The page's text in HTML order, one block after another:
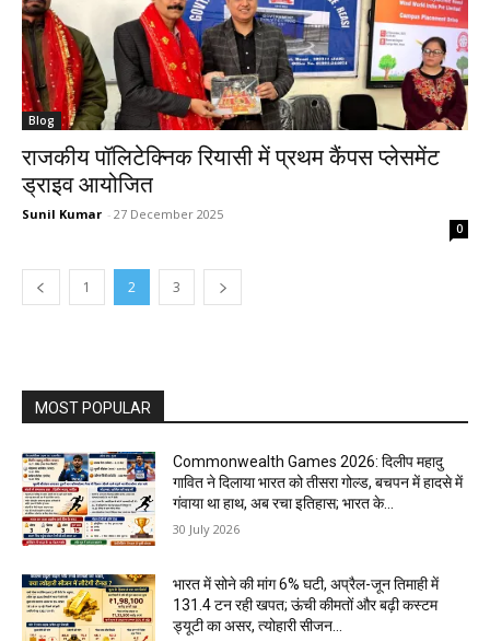
Blog
राजकीय पॉलिटेक्निक रियासी में प्रथम कैंपस प्लेसमेंट
ड्राइव आयोजित
Sunil Kumar - 27 December 2025
0
1 2 3
MOST POPULAR
Commonwealth Games 2026: दिलीप महादु
गावित ने दिलाया भारत को तीसरा गोल्ड, बचपन में हादसे में
गंवाया था हाथ, अब रचा इतिहास; भारत के...
30 July 2026
भारत में सोने की मांग 6% घटी, अप्रैल-जून तिमाही में
131.4 टन रही खपत; ऊंची कीमतों और बढ़ी कस्टम
ड्यूटी का असर, त्योहारी सीजन...